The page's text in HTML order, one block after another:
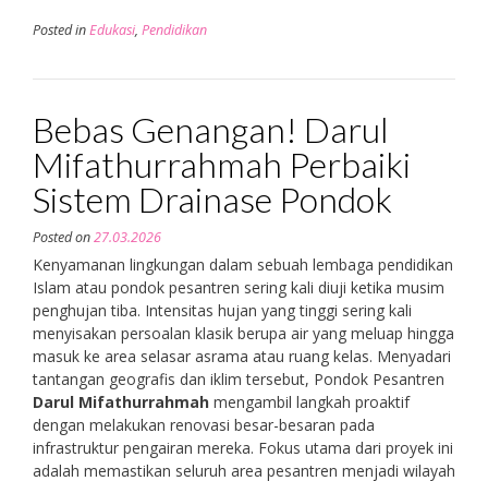
Posted inEdukasi, Pendidikan
Bebas Genangan! Darul
Mifathurrahmah Perbaiki
Sistem Drainase Pondok
Posted on27.03.2026
Kenyamanan lingkungan dalam sebuah lembaga pendidikan
Islam atau pondok pesantren sering kali diuji ketika musim
penghujan tiba. Intensitas hujan yang tinggi sering kali
menyisakan persoalan klasik berupa air yang meluap hingga
masuk ke area selasar asrama atau ruang kelas. Menyadari
tantangan geografis dan iklim tersebut, Pondok Pesantren
Darul Mifathurrahmah mengambil langkah proaktif
dengan melakukan renovasi besar-besaran pada
infrastruktur pengairan mereka. Fokus utama dari proyek ini
adalah memastikan seluruh area pesantren menjadi wilayah